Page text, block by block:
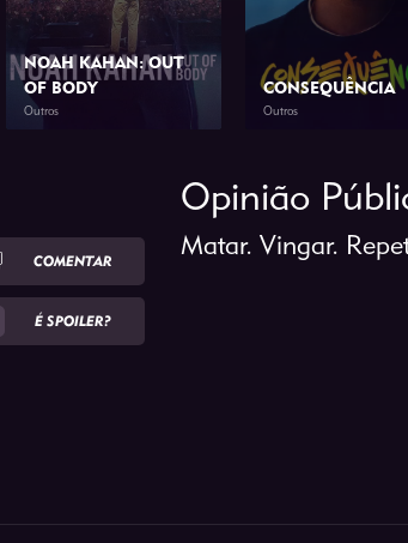
NOAH KAHAN: OUT
OF BODY
Outros
CONSEQUÊNCIA
Outros
COMENTAR
É SPOILER?
Opinião
Matar. Vingar.